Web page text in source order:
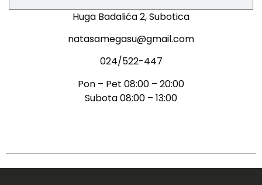
Huga Badalića 2, Subotica
natasamegasu@gmail.com
024/522-447
Pon – Pet 08:00 – 20:00
Subota 08:00 – 13:00